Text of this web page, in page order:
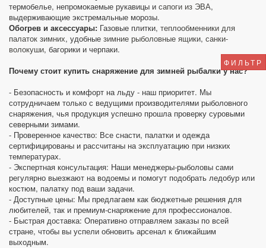
ФИЛЬТР
термобелье, непромокаемые рукавицы и сапоги из ЭВА,
выдерживающие экстремальные морозы.
Обогрев и аксессуары: Газовые плитки, теплообменники для
палаток зимних, удобные зимние рыболовные ящики, санки-
волокуши, багорики и черпаки.
Почему стоит купить снаряжение для зимней рыбалки у нас?
- Безопасность и комфорт на льду - наш приоритет. Мы
сотрудничаем только с ведущими производителями рыболовного
снаряжения, чья продукция успешно прошла проверку суровыми
северными зимами.
- Проверенное качество: Все снасти, палатки и одежда
сертифицированы и рассчитаны на эксплуатацию при низких
температурах.
- Экспертная консультация: Наши менеджеры-рыболовы сами
регулярно выезжают на водоемы и помогут подобрать ледобур или
костюм, палатку под ваши задачи.
- Доступные цены: Мы предлагаем как бюджетные решения для
любителей, так и премиум-снаряжение для профессионалов.
- Быстрая доставка: Оперативно отправляем заказы по всей
стране, чтобы вы успели обновить арсенал к ближайшим
выходным.